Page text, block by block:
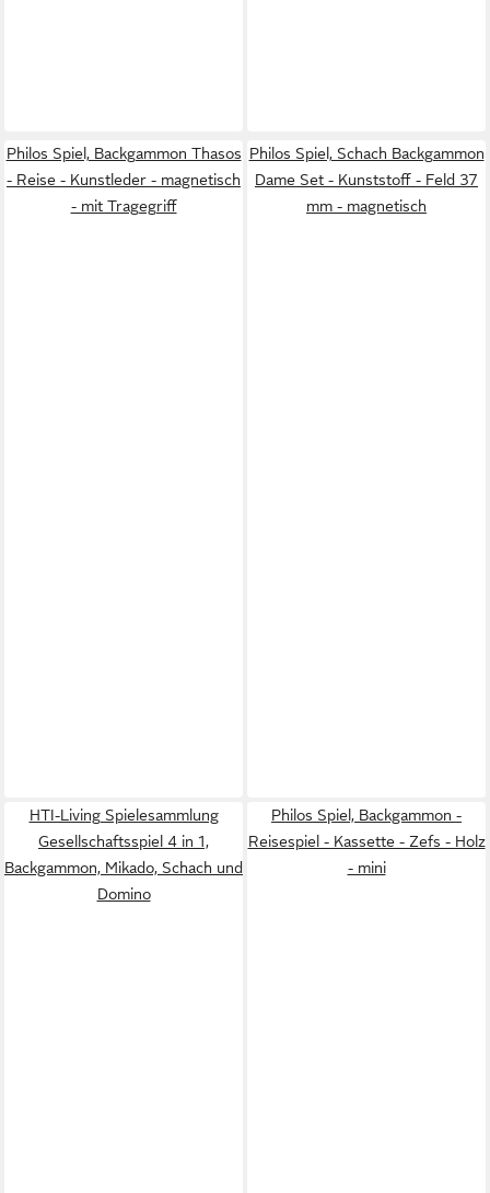
Philos Spiel, Backgammon Thasos
- Reise - Kunstleder - magnetisch
- mit Tragegriff
Philos Spiel, Schach Backgammon
Dame Set - Kunststoff - Feld 37
mm - magnetisch
HTI-Living Spielesammlung
Gesellschaftsspiel 4 in 1,
Backgammon, Mikado, Schach und
Domino
Philos Spiel, Backgammon -
Reisespiel - Kassette - Zefs - Holz
- mini